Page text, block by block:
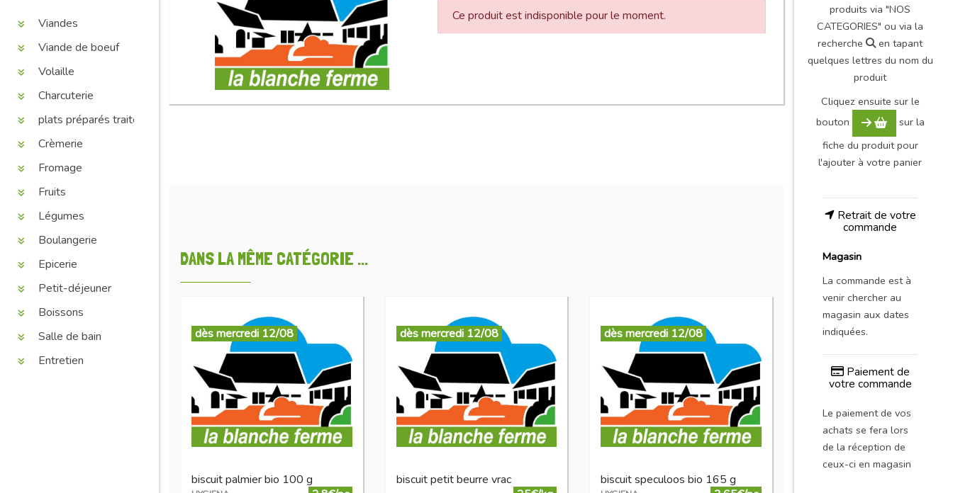
Viandes
Viande de boeuf
Volaille
Charcuterie
plats préparés traiteur
Crèmerie
Fromage
Fruits
Légumes
Boulangerie
Epicerie
Petit-déjeuner
Boissons
Salle de bain
Entretien
Ce produit est indisponible pour le moment.
DANS LA MÊME CATÉGORIE ...
dès mercredi 12/08
biscuit palmier bio 100 g
dès mercredi 12/08
biscuit petit beurre vrac
dès mercredi 12/08
biscuit speculoos bio 165 g
produits via "NOS
CATEGORIES" ou via la
recherche
en tapant
quelques lettres du nom du
produit
Cliquez ensuite sur le
bouton
sur la
fiche du produit pour
l'ajouter à votre panier
Retrait de votre
commande
Magasin
La commande est à
venir chercher au
magasin aux dates
indiquées.
Paiement de
votre commande
Le paiement de vos
achats se fera lors
de la réception de
ceux-ci en magasin